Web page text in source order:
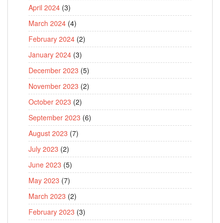
April 2024 (3)
March 2024 (4)
February 2024 (2)
January 2024 (3)
December 2023 (5)
November 2023 (2)
October 2023 (2)
September 2023 (6)
August 2023 (7)
July 2023 (2)
June 2023 (5)
May 2023 (7)
March 2023 (2)
February 2023 (3)